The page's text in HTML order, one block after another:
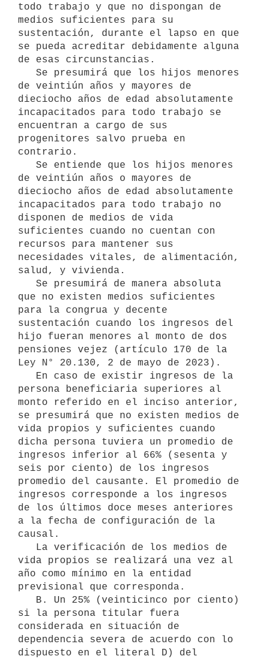
todo trabajo y que no dispongan de
medios suficientes para su
sustentación, durante el lapso en que
se pueda acreditar debidamente alguna
de esas circunstancias.
de veintiún años y mayores de
dieciocho años de edad absolutamente
incapacitados para todo trabajo se
encuentran a cargo de sus
progenitores salvo prueba en
contrario.
de veintiún años o mayores de
dieciocho años de edad absolutamente
incapacitados para todo trabajo no
disponen de medios de vida
suficientes cuando no cuentan con
recursos para mantener sus
necesidades vitales, de alimentación,
salud, y vivienda.
que no existen medios suficientes
para la congrua y decente
sustentación cuando los ingresos del
hijo fueran menores al monto de dos
pensiones vejez (artículo 170 de la
Ley N° 20.130, 2 de mayo de 2023).
persona beneficiaria superiores al
monto referido en el inciso anterior,
se presumirá que no existen medios de
vida propios y suficientes cuando
dicha persona tuviera un promedio de
ingresos inferior al 66% (sesenta y
seis por ciento) de los ingresos
promedio del causante. El promedio de
ingresos corresponde a los ingresos
de los últimos doce meses anteriores
a la fecha de configuración de la
causal.
vida propios se realizará una vez al
año como mínimo en la entidad
previsional que corresponda.
si la persona titular fuera
considerada en situación de
dependencia severa de acuerdo con lo
dispuesto en el literal D) del